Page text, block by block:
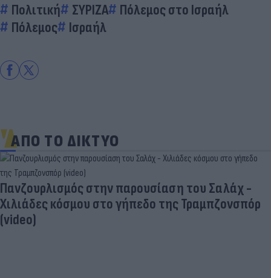
Πολιτική ΣΥΡΙΖΑ
Πόλεμος στο Ισραήλ
Πόλεμος
Ισραήλ
ΑΠΟ ΤΟ ΔΙΚΤΥΟ
του Σαλάχ -
Τραμπζονσπόρ